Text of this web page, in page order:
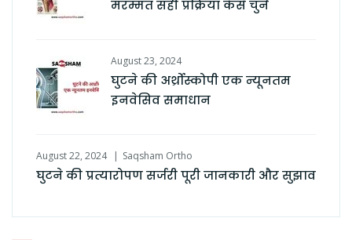
मरम्मत सही प्रक्रिया कैसे चुनें
August 23, 2024
घुटने की अर्थ्रोस्कोपी एक न्यूनतम
इनवेसिव समाधान
August 22, 2024 Saqsham Ortho
घुटने की प्रत्यारोपण सर्जरी पूरी जानकारी और सुझाव